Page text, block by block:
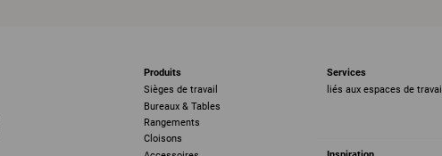
Produits
Sièges de travail
Bureaux & Tables
Rangements
Cloisons
Services
liés aux espaces de travail